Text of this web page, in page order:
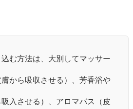
む方法は、大別してマッサー
から吸収させる）、芳香浴や
入させる）、アロマバス（皮